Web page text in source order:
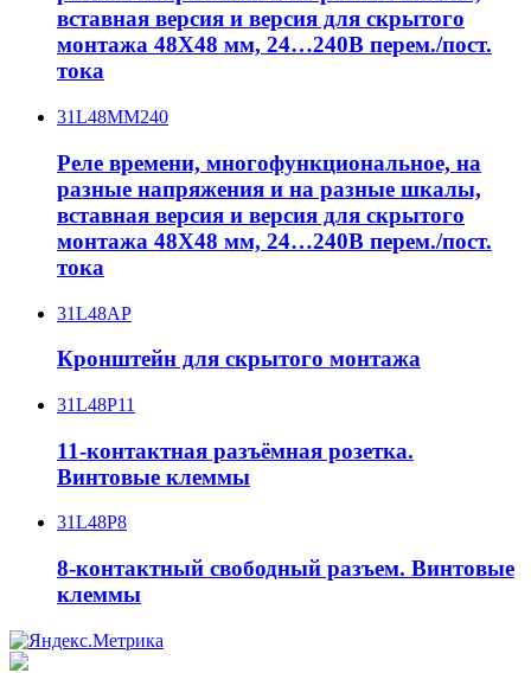
вставная версия и версия для скрытого
монтажа 48X48 мм, 24…240В перем./пост.
тока
31L48MM240
Реле времени, многофункциональное, на
разные напряжения и на разные шкалы,
вставная версия и версия для скрытого
монтажа 48X48 мм, 24…240В перем./пост.
тока
31L48AP
Кронштейн для скрытого монтажа
31L48P11
11-контактная разъёмная розетка.
Винтовые клеммы
31L48P8
8-контактный свободный разъем. Винтовые
клеммы